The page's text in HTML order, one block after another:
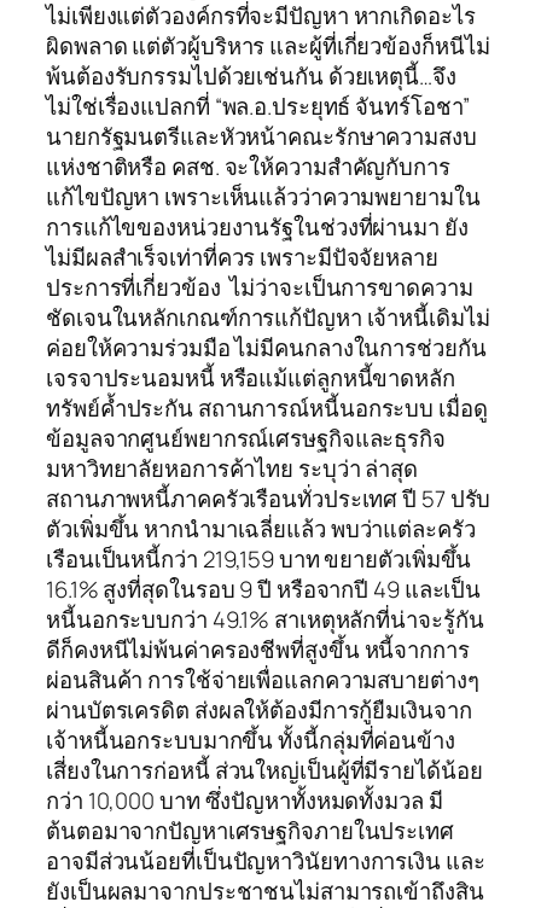
ไม่เพียงแต่ตัวองค์กรที่จะมีปัญหา หากเกิดอะไร
ผิดพลาด แต่ตัวผู้บริหาร และผู้ที่เกี่ยวข้องก็หนีไม่
พ้นต้องรับกรรมไปด้วยเช่นกัน ด้วยเหตุนี้…จึง
ไม่ใช่เรื่องแปลกที่ “พล.อ.ประยุทธ์ จันทร์โอชา”
นายกรัฐมนตรีและหัวหน้าคณะรักษาความสงบ
แห่งชาติหรือ คสช. จะให้ความสำคัญกับการ
แก้ไขปัญหา เพราะเห็นแล้วว่าความพยายามใน
การแก้ไขของหน่วยงานรัฐในช่วงที่ผ่านมา ยัง
ไม่มีผลสำเร็จเท่าที่ควร เพราะมีปัจจัยหลาย
ประการที่เกี่ยวข้อง ไม่ว่าจะเป็นการขาดความ
ชัดเจนในหลักเกณฑ์การแก้ปัญหา เจ้าหนี้เดิมไม่
ค่อยให้ความร่วมมือ ไม่มีคนกลางในการช่วยกัน
เจรจาประนอมหนี้ หรือแม้แต่ลูกหนี้ขาดหลัก
ทรัพย์ค้ำประกัน สถานการณ์หนี้นอกระบบ เมื่อดู
ข้อมูลจากศูนย์พยากรณ์เศรษฐกิจและธุรกิจ
มหาวิทยาลัยหอการค้าไทย ระบุว่า ล่าสุด
สถานภาพหนี้ภาคครัวเรือนทั่วประเทศ ปี 57 ปรับ
ตัวเพิ่มขึ้น หากนำมาเฉลี่ยแล้ว พบว่าแต่ละครัว
เรือนเป็นหนี้กว่า 219,159 บาท ขยายตัวเพิ่มขึ้น
16.1% สูงที่สุดในรอบ 9 ปี หรือจากปี 49 และเป็น
หนี้นอกระบบกว่า 49.1% สาเหตุหลักที่น่าจะรู้กัน
ดีก็คงหนีไม่พ้นค่าครองชีพที่สูงขึ้น หนี้จากการ
ผ่อนสินค้า การใช้จ่ายเพื่อแลกความสบายต่างๆ
ผ่านบัตรเครดิต ส่งผลให้ต้องมีการกู้ยืมเงินจาก
เจ้าหนี้นอกระบบมากขึ้น ทั้งนี้กลุ่มที่ค่อนข้าง
เสี่ยงในการก่อหนี้ ส่วนใหญ่เป็นผู้ที่มีรายได้น้อย
กว่า 10,000 บาท ซึ่งปัญหาทั้งหมดทั้งมวล มี
ต้นตอมาจากปัญหาเศรษฐกิจภายในประเทศ
อาจมีส่วนน้อยที่เป็นปัญหาวินัยทางการเงิน และ
ยังเป็นผลมาจากประชาชนไม่สามารถเข้าถึงสิน